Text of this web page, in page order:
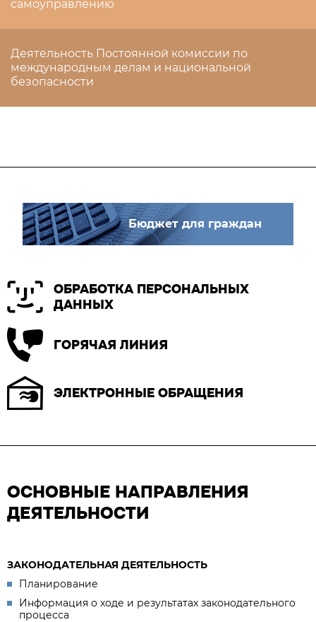
самоуправлению
Деятельность Постоянной комиссии по
международным делам и национальной
безопасности
Бюджет для граждан
ОБРАБОТКА ПЕРСОНАЛЬНЫХ
ДАННЫХ
ГОРЯЧАЯ ЛИНИЯ
ЭЛЕКТРОННЫЕ ОБРАЩЕНИЯ
ОСНОВНЫЕ НАПРАВЛЕНИЯ
ДЕЯТЕЛЬНОСТИ
ЗАКОНОДАТЕЛЬНАЯ ДЕЯТЕЛЬНОСТЬ
Планирование
Информация о ходе и результатах законодательного
процесса